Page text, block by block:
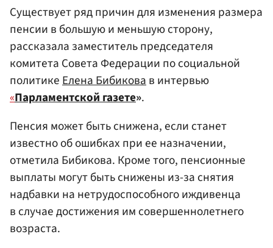
Существует ряд причин для изменения размера
пенсии в большую и меньшую сторону,
рассказала заместитель председателя
комитета Совета Федерации по социальной
политикеЕлена Бибиковав интервью
«Парламентской газете».
Пенсия может быть снижена, если станет
известно об ошибках при ее назначении,
отметила Бибикова. Кроме того, пенсионные
выплаты могут быть снижены из-за снятия
надбавки на нетрудоспособного иждивенца
в случае достижения им совершеннолетнего
возраста.